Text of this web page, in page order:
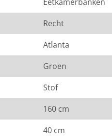
stofsoort met een
een zeer opvallende en
voor zowel een modern als
(polyester).
vezel die licht,
en water afstotend. Je
Recht
Atlanta
Groen
Stof
160 cm
40 cm
levertijd